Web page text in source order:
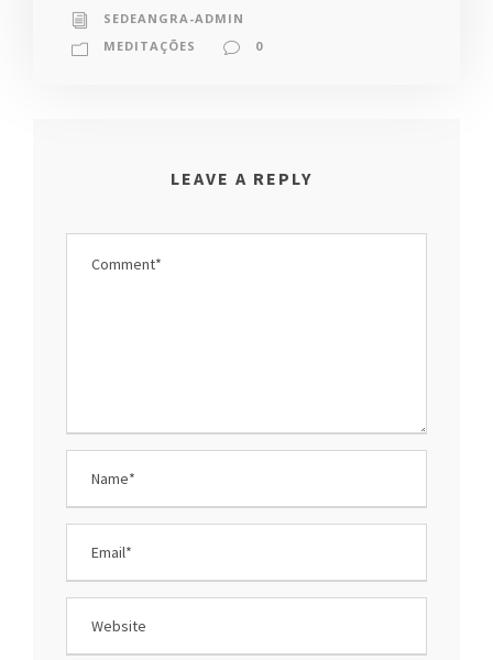
SEDEANGRA-ADMIN
MEDITAÇÕES
0
LEAVE A REPLY